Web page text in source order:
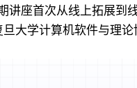
讲座首次从线上拓展
大学计算机软件与理